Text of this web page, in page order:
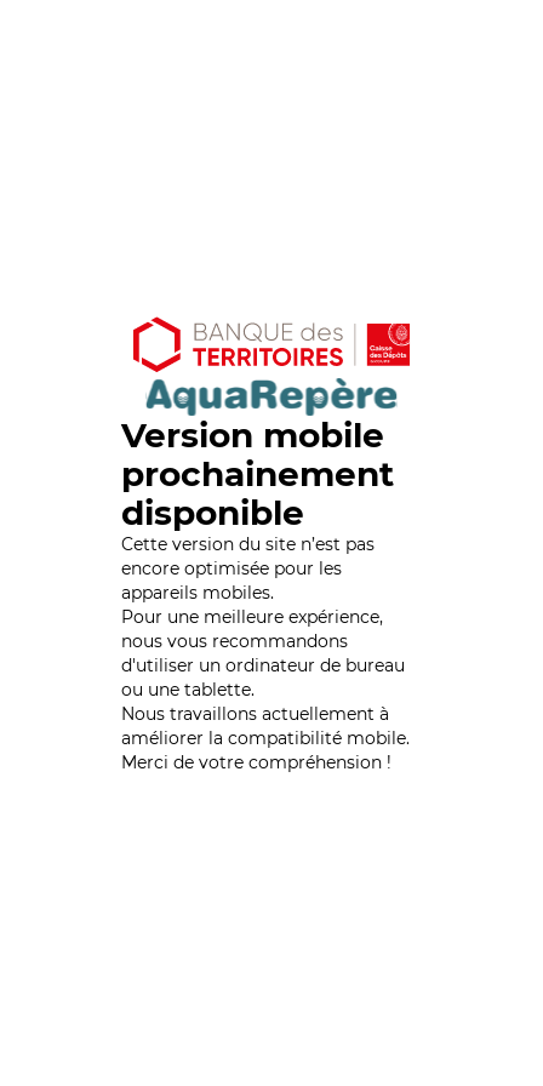
Version mobile
prochainement
disponible
Cette version du site n’est pas
encore optimisée pour les
appareils mobiles.
Pour une meilleure expérience,
nous vous recommandons
d'utiliser un ordinateur de bureau
ou une tablette.
Nous travaillons actuellement à
améliorer la compatibilité mobile.
Merci de votre compréhension !